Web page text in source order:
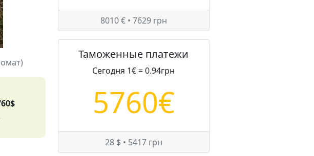
8010 € • 7629 грн
Таможенные платежи
Сегодня 1€ = 0.94грн
5760€
28 $ • 5417 грн